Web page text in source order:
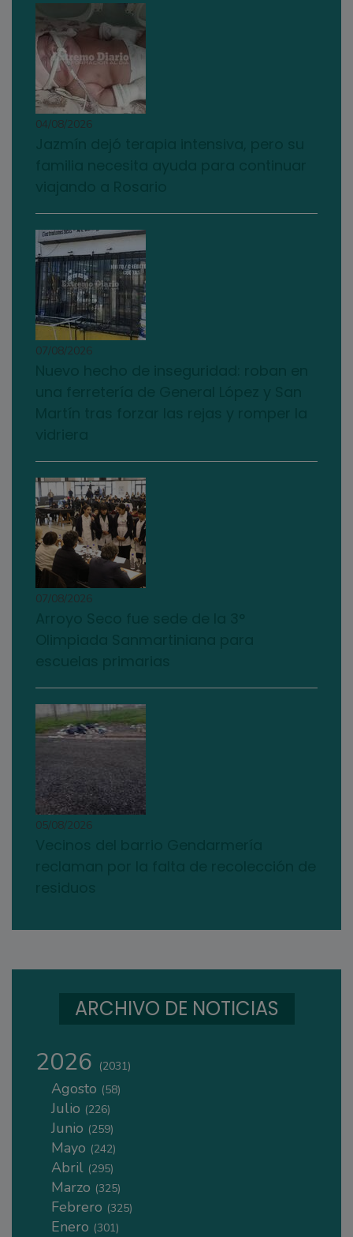
04/08/2026
07/08/2026
07/08/2026
05/08/2026
ARCHIVO DE NOTICIAS
2026 (2031)
Agosto (58)
Julio (226)
Junio (259)
Mayo (242)
Abril (295)
Marzo (325)
Febrero (325)
Enero (301)